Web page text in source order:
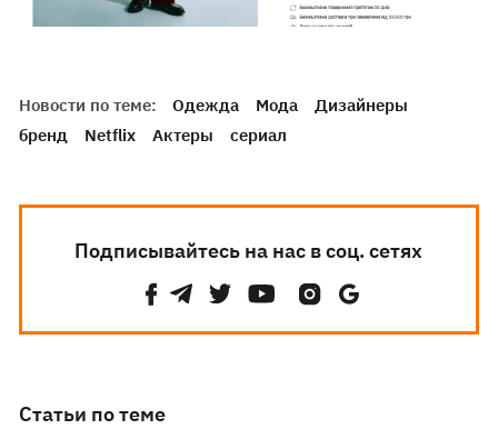
Новости по теме: Одежда Мода
Дизайнеры
бренд
Netflix Актеры сериал
Подписывайтесь на нас в соц. сетях
Статьи по теме